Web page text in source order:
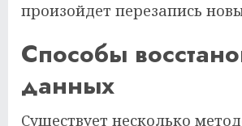
произойдет перезапись
Способы
данных
Существует несколько